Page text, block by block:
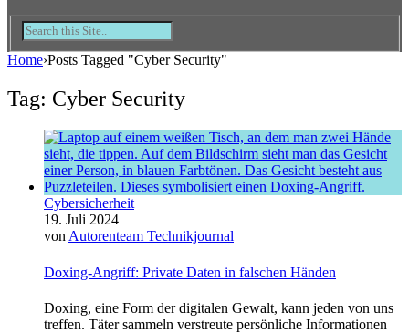
Home›Posts Tagged "Cyber Security"
Tag: Cyber Security
Cybersicherheit
19. Juli 2024
von Autorenteam Technikjournal
Doxing-Angriff: Private Daten in falschen Händen
Doxing, eine Form der digitalen Gewalt, kann jeden von uns
treffen. Täter sammeln verstreute persönliche Informationen